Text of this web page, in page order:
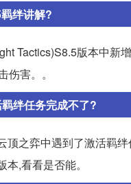
绊讲解?
Tactics)S8.5版本中新
伤害。。
绊任务完成不了?
顶之弈中遇到了激活羁
,看看是否能。